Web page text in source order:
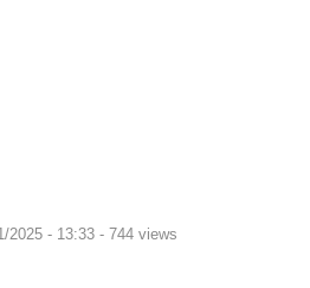
2025 - 13:33 - 744 views